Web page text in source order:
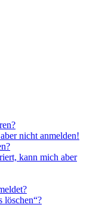
nicht anmelden!
kann mich aber
löschen“?